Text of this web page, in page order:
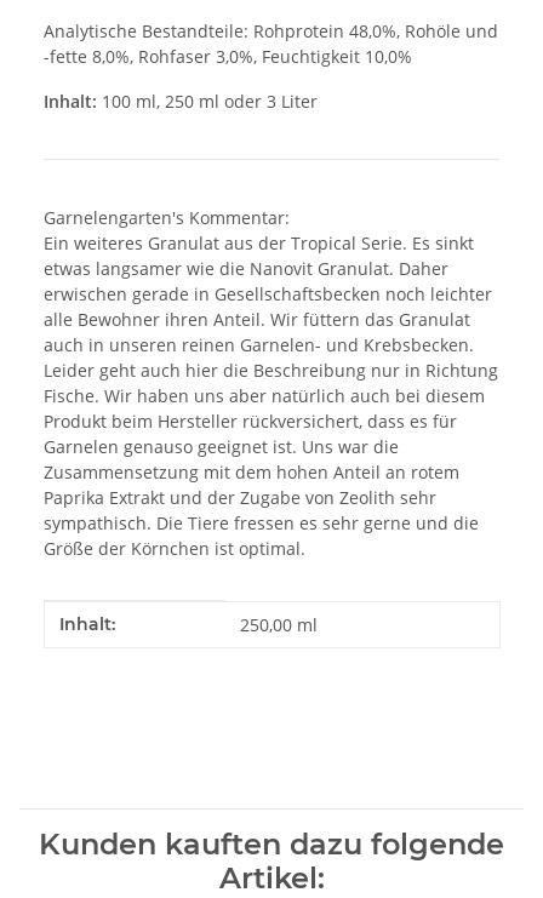
Analytische Bestandteile: Rohprotein 48,0%, Rohöle und
-fette 8,0%, Rohfaser 3,0%, Feuchtigkeit 10,0%
Inhalt: 100 ml, 250 ml oder 3 Liter
Garnelengarten's Kommentar:
Ein weiteres Granulat aus der Tropical Serie. Es sinkt
etwas langsamer wie die Nanovit Granulat. Daher
erwischen gerade in Gesellschaftsbecken noch leichter
alle Bewohner ihren Anteil. Wir füttern das Granulat
auch in unseren reinen Garnelen- und Krebsbecken.
Leider geht auch hier die Beschreibung nur in Richtung
Fische. Wir haben uns aber natürlich auch bei diesem
Produkt beim Hersteller rückversichert, dass es für
Garnelen genauso geeignet ist. Uns war die
Zusammensetzung mit dem hohen Anteil an rotem
Paprika Extrakt und der Zugabe von Zeolith sehr
sympathisch. Die Tiere fressen es sehr gerne und die
Größe der Körnchen ist optimal.
Produkteigenschaft
Wert
Inhalt: 250,00 ml
Kunden kauften dazu folgende
Artikel: